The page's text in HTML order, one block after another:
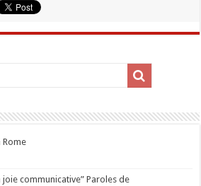
Rome
joie communicative” Paroles de